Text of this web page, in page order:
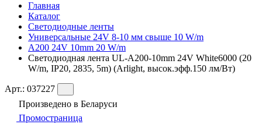
Главная
Каталог
Светодиодные ленты
Универсальные 24V 8-10 мм свыше 10 W/m
A200 24V 10mm 20 W/m
Светодиодная лента UL-A200-10mm 24V White6000 (20
W/m, IP20, 2835, 5m) (Arlight, высок.эфф.150 лм/Вт)
Арт.: 037227
Произведено в Беларуси
Промостраница